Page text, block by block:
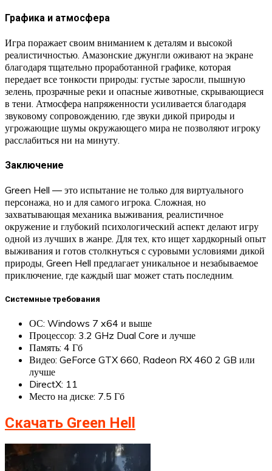
Графика и атмосфера
Игра поражает своим вниманием к деталям и высокой
реалистичностью. Амазонские джунгли оживают на экране
благодаря тщательно проработанной графике, которая
передает все тонкости природы: густые заросли, пышную
зелень, прозрачные реки и опасные животные, скрывающиеся
в тени. Атмосфера напряженности усиливается благодаря
звуковому сопровождению, где звуки дикой природы и
угрожающие шумы окружающего мира не позволяют игроку
расслабиться ни на минуту.
Заключение
Green Hell — это испытание не только для виртуального
персонажа, но и для самого игрока. Сложная, но
захватывающая механика выживания, реалистичное
окружение и глубокий психологический аспект делают игру
одной из лучших в жанре. Для тех, кто ищет хардкорный опыт
выживания и готов столкнуться с суровыми условиями дикой
природы, Green Hell предлагает уникальное и незабываемое
приключение, где каждый шаг может стать последним.
Системные требования
ОС: Windows 7 x64 и выше
Процессор: 3.2 GHz Dual Core и лучше
Память: 4 Гб
Видео: GeForce GTX 660, Radeon RX 460 2 GB или
лучше
DirectX: 11
Место на диске: 7.5 Гб
Скачать Green Hell